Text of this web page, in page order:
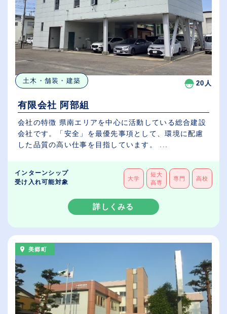
土木・舗装・建築 20人
有限会社 阿部組
会社の特徴 県南エリアを中心に活動している総合建設
会社です。「安全」を最優先事項として、環境に配慮
した品質の高い仕事を目指しています。 ...
インターンシップ
受け入れ可能対象
大学
短大
高専
専門 高校
詳しくみる
美郷町